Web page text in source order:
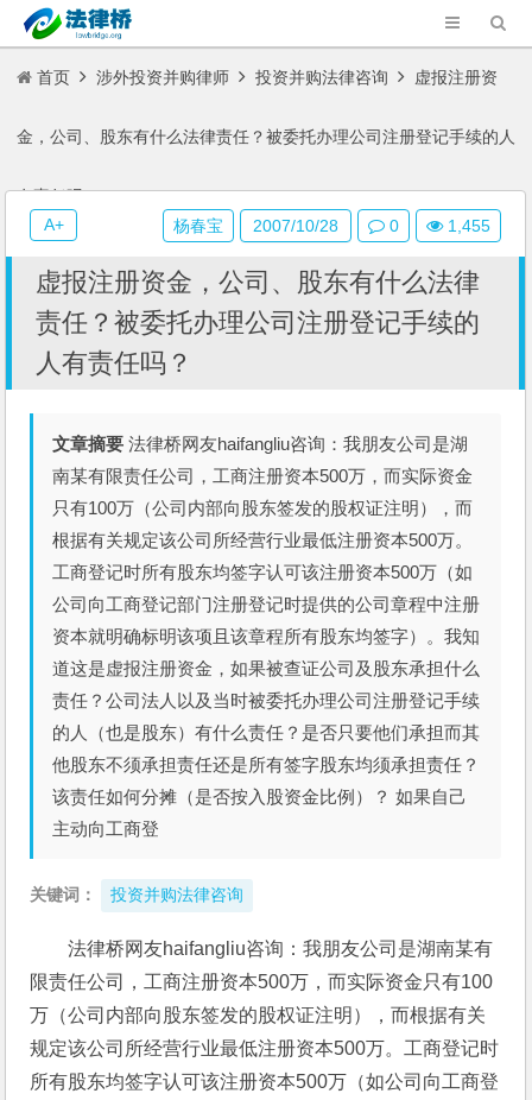
首页 涉外投资并购律师 投资并购法律咨询 虚报注册资
金，公司、股东有什么法律责任？被委托办理公司注册登记手续的人
有责任吗？
虚报注册资金，公司、股东有什么法律
责任？被委托办理公司注册登记手续的
人有责任吗？
文章摘要 法律桥网友haifangliu咨询：我朋友公司是湖
南某有限责任公司，工商注册资本500万，而实际资金
只有100万（公司内部向股东签发的股权证注明），而
根据有关规定该公司所经营行业最低注册资本500万。
工商登记时所有股东均签字认可该注册资本500万（如
公司向工商登记部门注册登记时提供的公司章程中注册
资本就明确标明该项且该章程所有股东均签字）。我知
道这是虚报注册资金，如果被查证公司及股东承担什么
责任？公司法人以及当时被委托办理公司注册登记手续
的人（也是股东）有什么责任？是否只要他们承担而其
他股东不须承担责任还是所有签字股东均须承担责任？
该责任如何分摊（是否按入股资金比例）？ 如果自己
主动向工商登
关键词： 投资并购法律咨询
法律桥网友haifangliu咨询：我朋友公司是湖南某有
限责任公司，工商注册资本500万，而实际资金只有100
万（公司内部向股东签发的股权证注明），而根据有关
规定该公司所经营行业最低注册资本500万。工商登记时
所有股东均签字认可该注册资本500万（如公司向工商登
杨春宝 2007/10/28 0 1,455
A+